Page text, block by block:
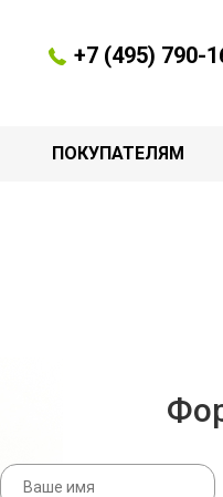
+7 (495) 790-
ПОКУПАТЕЛЯМ